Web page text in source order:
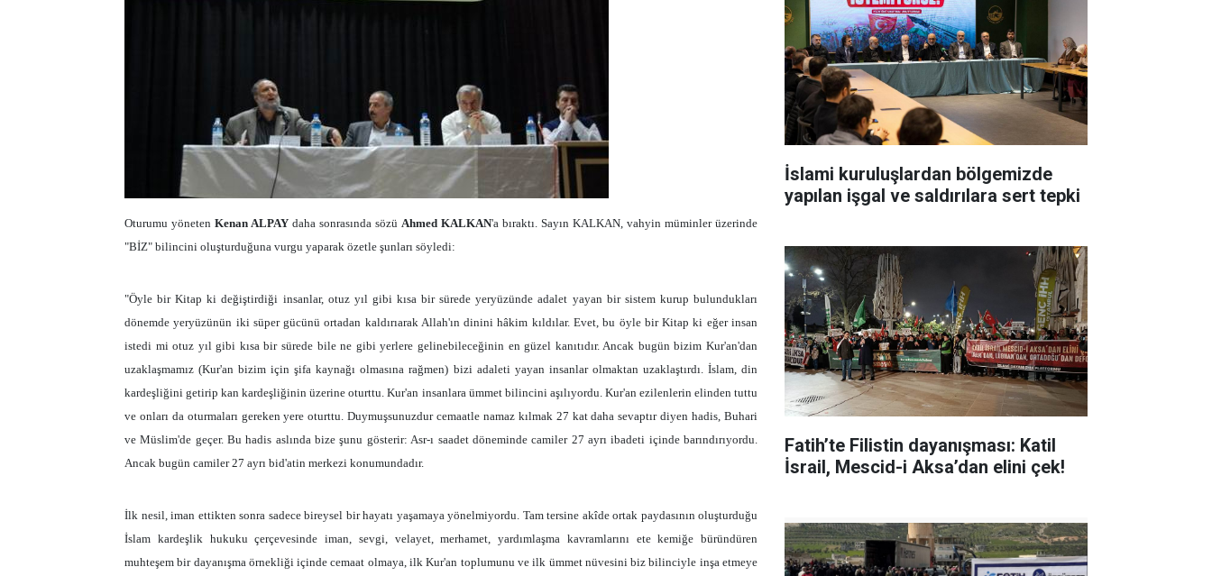
Oturumu yöneten Kenan ALPAY daha sonrasında sözü Ahmed KALKAN'a bıraktı. Sayın KALKAN, vahyin müminler üzerinde
"BİZ" bilincini oluşturduğuna vurgu yaparak özetle şunları söyledi:
"Öyle bir Kitap ki değiştirdiği insanlar, otuz yıl gibi kısa bir sürede yeryüzünde adalet yayan bir sistem kurup bulundukları
dönemde yeryüzünün iki süper gücünü ortadan kaldırıarak Allah'ın dinini hâkim kıldılar. Evet, bu öyle bir Kitap ki eğer insan
istedi mi otuz yıl gibi kısa bir sürede bile ne gibi yerlere gelinebileceğinin en güzel kanıtıdır. Ancak bugün bizim Kur'an'dan
uzaklaşmamız (Kur'an bizim için şifa kaynağı olmasına rağmen) bizi adaleti yayan insanlar olmaktan uzaklaştırdı. İslam, din
kardeşliğini getirip kan kardeşliğinin üzerine oturttu. Kur'an insanlara ümmet bilincini aşılıyordu. Kur'an ezilenlerin elinden tuttu
ve onları da oturmaları gereken yere oturttu. Duymuşsunuzdur cemaatle namaz kılmak 27 kat daha sevaptır diyen hadis, Buhari
ve Müslim'de geçer. Bu hadis aslında bize şunu gösterir: Asr-ı saadet döneminde camiler 27 ayrı ibadeti içinde barındırıyordu.
Ancak bugün camiler 27 ayrı bid'atin merkezi konumundadır.
İlk nesil, iman ettikten sonra sadece bireysel bir hayatı yaşamaya yönelmiyordu. Tam tersine akîde ortak paydasının oluşturduğu
İslam kardeşlik hukuku çerçevesinde iman, sevgi, velayet, merhamet, yardımlaşma kavramlarını ete kemiğe büründüren
muhteşem bir dayanışma örnekliği içinde cemaat olmaya, ilk Kur'an toplumunu ve ilk ümmet nüvesini biz bilinciyle inşa etmeye
İslami kuruluşlardan bölgemizde
yapılan işgal ve saldırılara sert tepki
Fatih’te Filistin dayanışması: Katil
İsrail, Mescid-i Aksa’dan elini çek!